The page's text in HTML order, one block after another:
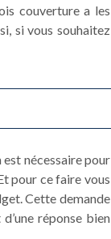
couverture a les
si vous souhaitez
est nécessaire pour
pour ce faire vous
Cette demande
réponse bien